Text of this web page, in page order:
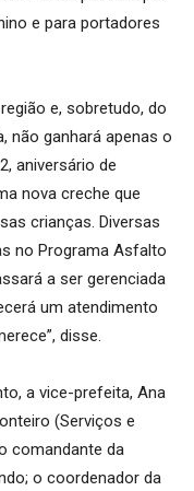
e para portadores
e, sobretudo, do
não ganhará apenas o
aniversário de
nova creche que
crianças. Diversas
no Programa Asfalto
a ser gerenciada
um atendimento
disse.
a vice-prefeita, Ana
(Serviços e
comandante da
o coordenador da